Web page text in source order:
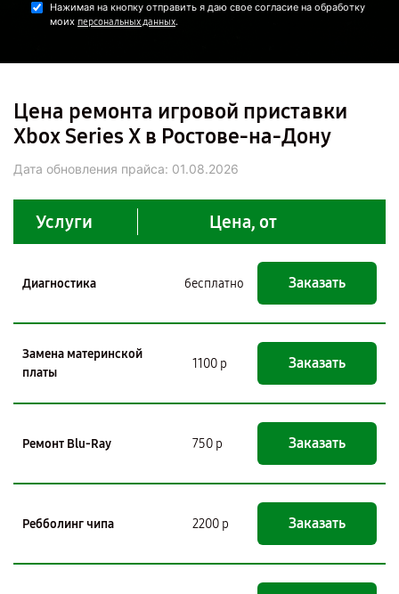
Нажимая на кнопку отправить я даю свое согласие на обработку
моих персональных данных.
Цена ремонта игровой приставки
Xbox Series X в Ростове-на-Дону
Дата обновления прайса: 01.08.2026
Услуги Цена, от
Диагностика бесплатно Заказать
Замена материнской
платы
1100 р Заказать
Ремонт Blu-Ray 750 р Заказать
Ребболинг чипа 2200 р Заказать